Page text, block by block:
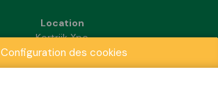
Location
Kortrijk Xpo
Doorniksesteenweg 216
8500 Kortrijk
Configuration des cookies